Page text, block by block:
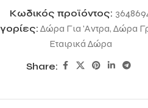
Κωδικός προϊόντος:
Δώρα Για 'Αντρα, Δώρα
Εταιρικά Δώρα
Share: